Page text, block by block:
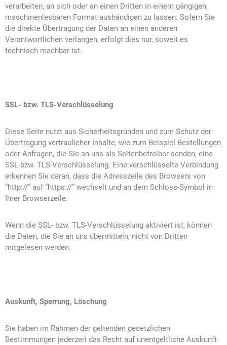
verarbeiten, an sich oder an einen Dritten in einem gängigen,
maschinenlesbaren Format aushändigen zu lassen. Sofern Sie
die direkte Übertragung der Daten an einen anderen
Verantwortlichen verlangen, erfolgt dies nur, soweit es
technisch machbar ist.
SSL- bzw. TLS-Verschlüsselung
Diese Seite nutzt aus Sicherheitsgründen und zum Schutz der
Übertragung vertraulicher Inhalte, wie zum Beispiel Bestellungen
oder Anfragen, die Sie an uns als Seitenbetreiber senden, eine
SSL-bzw. TLS-Verschlüsselung. Eine verschlüsselte Verbindung
erkennen Sie daran, dass die Adresszeile des Browsers von
“http://” auf “https://” wechselt und an dem Schloss-Symbol in
Ihrer Browserzeile.
Wenn die SSL- bzw. TLS-Verschlüsselung aktiviert ist, können
die Daten, die Sie an uns übermitteln, nicht von Dritten
mitgelesen werden.
Auskunft, Sperrung, Löschung
Sie haben im Rahmen der geltenden gesetzlichen
Bestimmungen jederzeit das Recht auf unentgeltliche Auskunft